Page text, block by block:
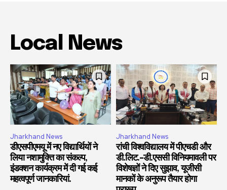
Local News
Jharkhand News
डीएसपीएमयू में नए विद्यार्थियों ने
लिया नशामुक्ति का संकल्प,
इंडक्शन कार्यक्रम में दी गई कई
महत्वपूर्ण जानकारियां.
Jharkhand News
रांची विश्वविद्यालय में पीएचडी और
डी.लिट.-डी.एससी विनियमावली पर
विशेषज्ञों ने दिए सुझाव, यूजीसी
मानकों के अनुरूप तैयार होगा